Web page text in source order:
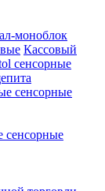
моноблок
Кассовый
сенсорные
сенсорные
сенсорные